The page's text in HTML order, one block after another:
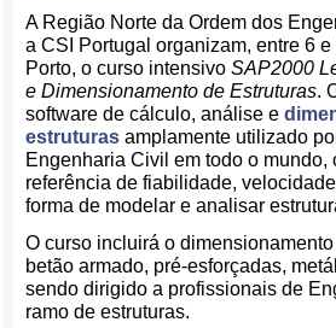
A Região Norte da Ordem dos
a CSI Portugal organizam, entre 6
Porto, o curso intensivoSAP2000
e Dimensionamento de Estruturas.
software de cálculo, análise e
estruturas amplamente utilizado
Engenharia Civil em todo o mundo,
referência de fiabilidade,
forma de modelar e analisar
O curso incluirá o
betão armado, pré-esforçadas,
sendo dirigido a profissionais de
ramo de estruturas.